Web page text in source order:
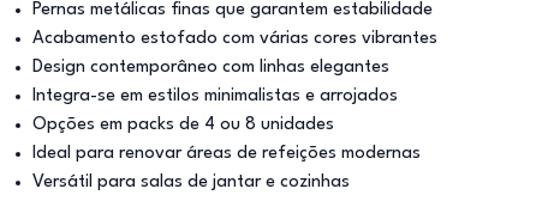
Pernas metálicas finas que garantem estabilidade
Acabamento estofado com várias cores vibrantes
Design contemporâneo com linhas elegantes
Integra-se em estilos minimalistas e arrojados
Opções em packs de 4 ou 8 unidades
Ideal para renovar áreas de refeições modernas
Versátil para salas de jantar e cozinhas